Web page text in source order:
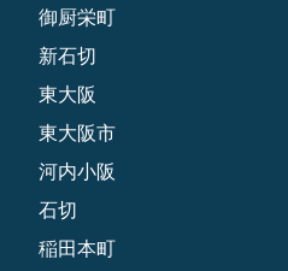
御厨栄町
新石切
東大阪
東大阪市
河内小阪
石切
稲田本町